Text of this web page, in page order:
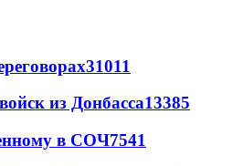
31011
из Донбасса13385
в СОЧ7541